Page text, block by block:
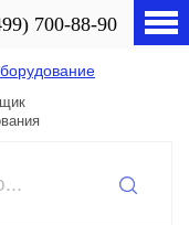
700-88-90